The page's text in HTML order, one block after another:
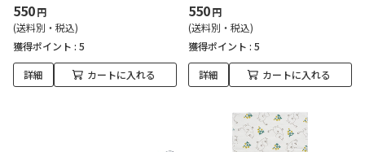
550円
(送料別・税込)
獲得ポイント : 5
詳細 カートに入れる
550円
(送料別・税込)
獲得ポイント : 5
詳細 カートに入れる